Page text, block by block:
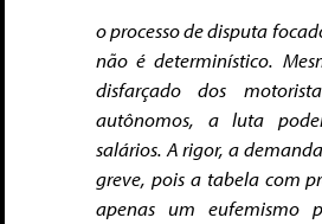
o processo de disputa
não é determinístico.
disfarçado dos
autônomos, a luta
salários. A rigor, a
greve, pois a tabela com
apenas um eufemismo